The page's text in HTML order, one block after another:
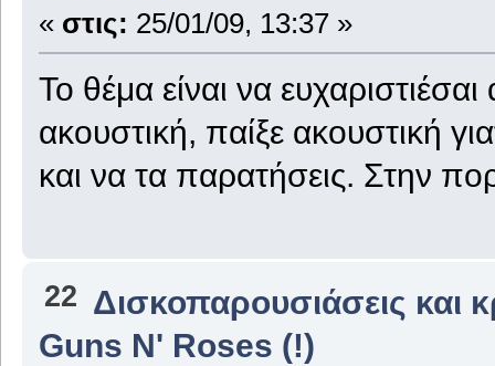
« στις: 25/01/09, 13:37 »
Το θέμα είναι να
ακουστική, παίξε ακουστική
και να τα παρατήσεις. Στην
22 Δισκοπαρουσιάσεις και
Guns N' Roses (!)